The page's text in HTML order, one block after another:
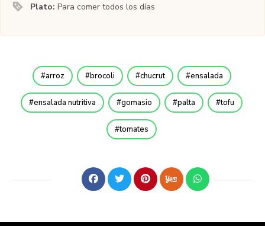
Plato:Para comer todos los días
arroz brocoli chucrut ensalada
ensalada nutritiva gomasio palta tofu
tomates